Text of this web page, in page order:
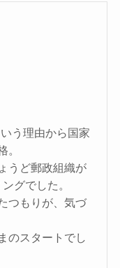
う理由から国家
。
うど郵政組織が
グでした。
つもりが、気づ
のスタートでし